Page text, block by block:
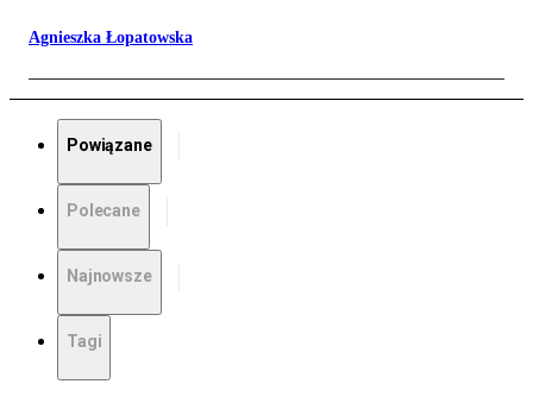
Agnieszka Łopatowska
Powiązane
Polecane
Najnowsze
Tagi